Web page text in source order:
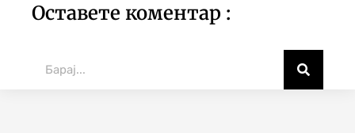
Оставете коментар :